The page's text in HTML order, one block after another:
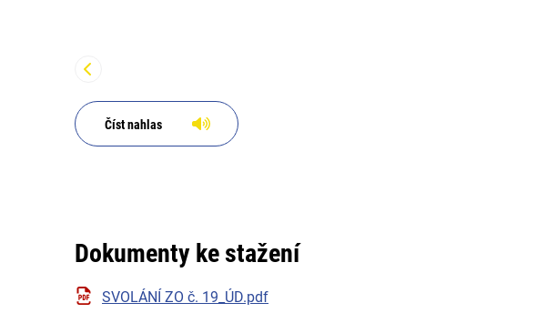
Číst nahlas
Dokumenty ke stažení
SVOLÁNÍ ZO č. 19_ÚD.pdf